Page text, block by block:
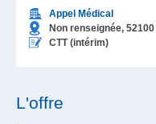
Appel Médical
Non renseignée, 52100
CTT (intérim)
L'offre